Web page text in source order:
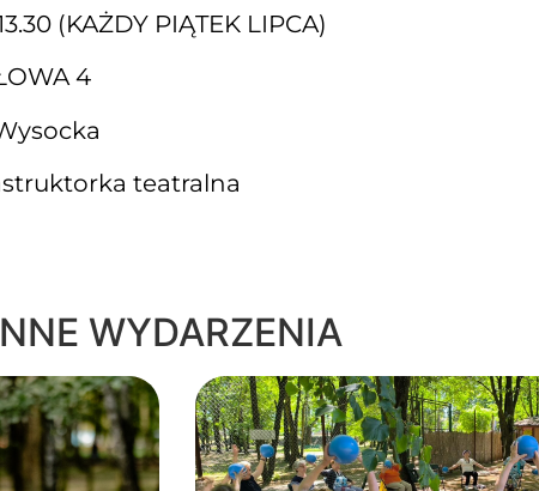
(KAŻDY PIĄTEK LIPCA)
4
teatralna
WYDARZENIA